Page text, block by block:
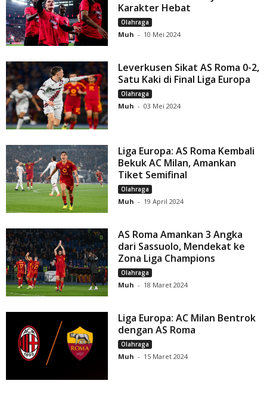
Karakter Hebat
Olahraga
Muh - 10 Mei 2024
Leverkusen Sikat AS Roma 0-2,
Satu Kaki di Final Liga Europa
Olahraga
Muh - 03 Mei 2024
Liga Europa: AS Roma Kembali
Bekuk AC Milan, Amankan
Tiket Semifinal
Olahraga
Muh - 19 April 2024
AS Roma Amankan 3 Angka
dari Sassuolo, Mendekat ke
Zona Liga Champions
Olahraga
Muh - 18 Maret 2024
Liga Europa: AC Milan Bentrok
dengan AS Roma
Olahraga
Muh - 15 Maret 2024